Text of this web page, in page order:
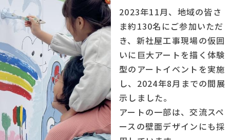
2023年11月、地域の皆さ
ま約130名にご参加いただ
き、新社屋工事現場の仮囲
いに巨大アートを描く体験
型のアートイベントを実施
し、2024年8月までの間展
示しました。
アートの一部は、交流スペ
ースの壁面デザインにも採